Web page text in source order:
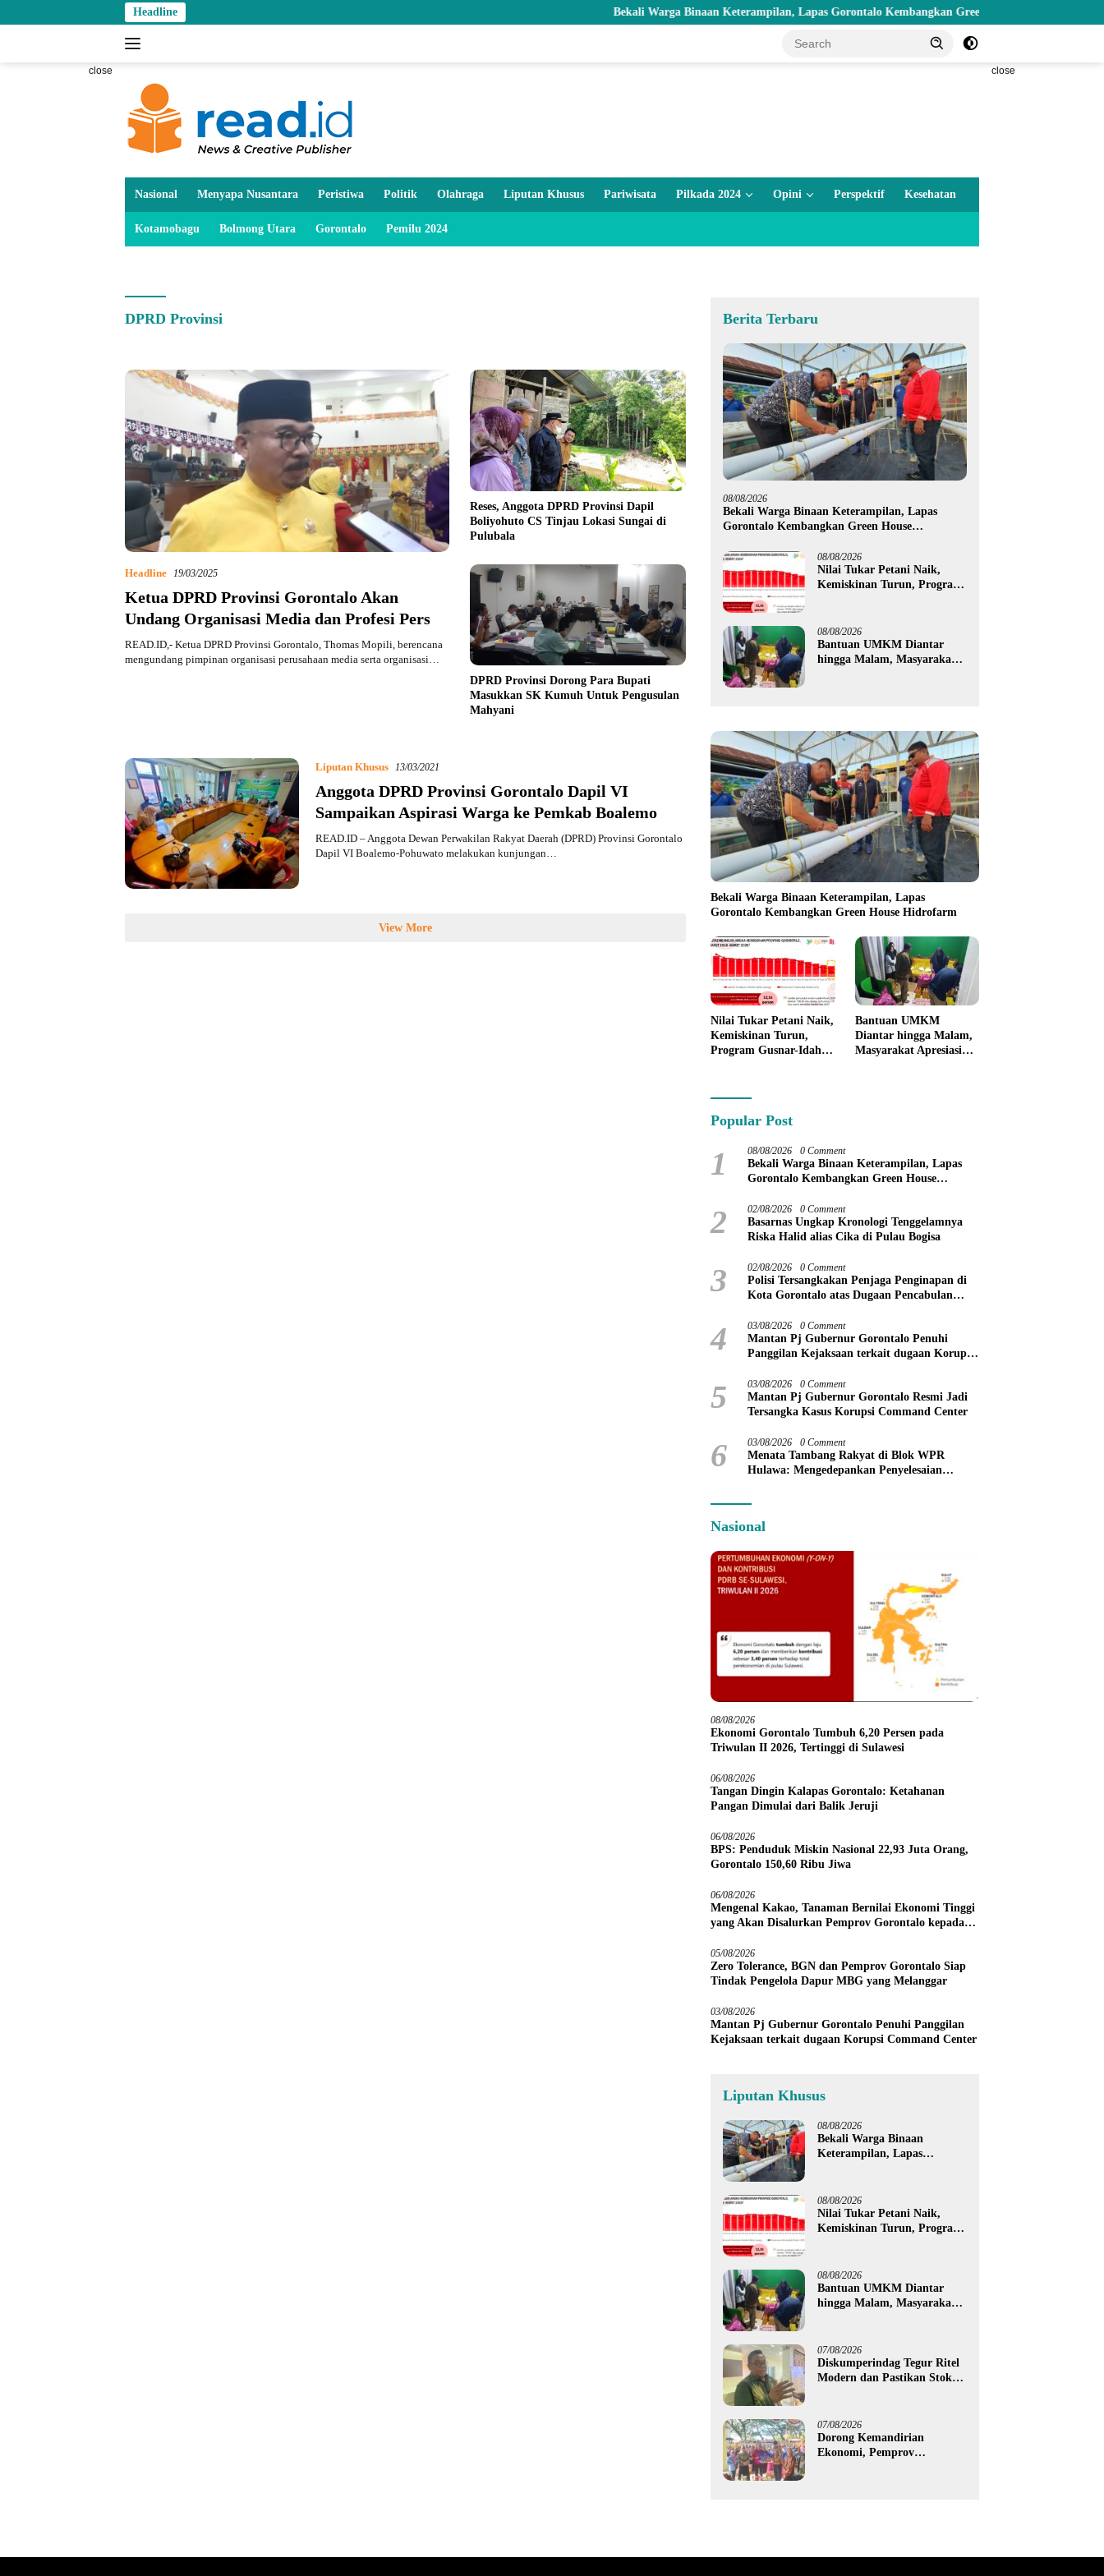
to
Headline Bekali Warga Binaan Keterampilan, Lapas Gorontalo Kembangkan Green House Hidrofarm
close close
Nasional Menyapa Nusantara Peristiwa Politik Olahraga Liputan Khusus Pariwisata Pilkada 2024 Opini Perspektif Kesehatan
Kotamobagu Bolmong Utara Gorontalo Pemilu 2024
DPRD Provinsi
Headline 19/03/2025
Ketua DPRD Provinsi Gorontalo Akan
Undang Organisasi Media dan Profesi Pers
READ.ID,- Ketua DPRD Provinsi Gorontalo, Thomas Mopili, berencana
mengundang pimpinan organisasi perusahaan media serta organisasi…
Reses, Anggota DPRD Provinsi Dapil
Boliyohuto CS Tinjau Lokasi Sungai di
Pulubala
DPRD Provinsi Dorong Para Bupati
Masukkan SK Kumuh Untuk Pengusulan
Mahyani
Liputan Khusus 13/03/2021
Anggota DPRD Provinsi Gorontalo Dapil VI
Sampaikan Aspirasi Warga ke Pemkab Boalemo
READ.ID – Anggota Dewan Perwakilan Rakyat Daerah (DPRD) Provinsi Gorontalo
Dapil VI Boalemo-Pohuwato melakukan kunjungan…
View More
Berita Terbaru
08/08/2026
Bekali Warga Binaan Keterampilan, Lapas
Gorontalo Kembangkan Green House
08/08/2026
Nilai Tukar Petani Naik,
Kemiskinan Turun, Program
08/08/2026
Bantuan UMKM Diantar
hingga Malam, Masyarakat
Bekali Warga Binaan Keterampilan, Lapas
Gorontalo Kembangkan Green House Hidrofarm
Nilai Tukar Petani Naik,
Kemiskinan Turun,
Program Gusnar-Idah
Bantuan UMKM
Diantar hingga Malam,
Masyarakat Apresiasi
Popular Post
1 08/08/2026 0 Comment
Bekali Warga Binaan Keterampilan, Lapas
Gorontalo Kembangkan Green House
2 02/08/2026 0 Comment
Basarnas Ungkap Kronologi Tenggelamnya
Riska Halid alias Cika di Pulau Bogisa
3 02/08/2026 0 Comment
Polisi Tersangkakan Penjaga Penginapan di
Kota Gorontalo atas Dugaan Pencabulan
4 03/08/2026 0 Comment
Mantan Pj Gubernur Gorontalo Penuhi
Panggilan Kejaksaan terkait dugaan Korupsi
5 03/08/2026 0 Comment
Mantan Pj Gubernur Gorontalo Resmi Jadi
Tersangka Kasus Korupsi Command Center
6 03/08/2026 0 Comment
Menata Tambang Rakyat di Blok WPR
Hulawa: Mengedepankan Penyelesaian
Nasional
08/08/2026
Ekonomi Gorontalo Tumbuh 6,20 Persen pada
Triwulan II 2026, Tertinggi di Sulawesi
06/08/2026
Tangan Dingin Kalapas Gorontalo: Ketahanan
Pangan Dimulai dari Balik Jeruji
06/08/2026
BPS: Penduduk Miskin Nasional 22,93 Juta Orang,
Gorontalo 150,60 Ribu Jiwa
06/08/2026
Mengenal Kakao, Tanaman Bernilai Ekonomi Tinggi
yang Akan Disalurkan Pemprov Gorontalo kepada
05/08/2026
Zero Tolerance, BGN dan Pemprov Gorontalo Siap
Tindak Pengelola Dapur MBG yang Melanggar
03/08/2026
Mantan Pj Gubernur Gorontalo Penuhi Panggilan
Kejaksaan terkait dugaan Korupsi Command Center
Liputan Khusus
08/08/2026
Bekali Warga Binaan
Keterampilan, Lapas
08/08/2026
Nilai Tukar Petani Naik,
Kemiskinan Turun, Program
08/08/2026
Bantuan UMKM Diantar
hingga Malam, Masyarakat
07/08/2026
Diskumperindag Tegur Ritel
Modern dan Pastikan Stok
07/08/2026
Dorong Kemandirian
Ekonomi, Pemprov